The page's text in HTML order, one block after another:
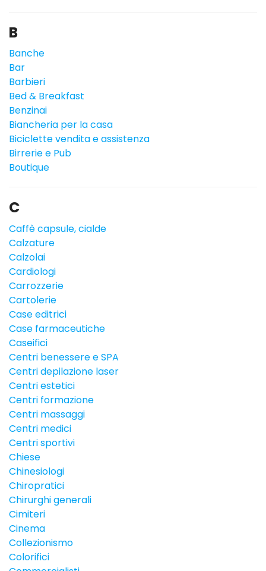
B
Banche
Bar
Barbieri
Bed & Breakfast
Benzinai
Biancheria per la casa
Biciclette vendita e assistenza
Birrerie e Pub
Boutique
C
Caffè capsule, cialde
Calzature
Calzolai
Cardiologi
Carrozzerie
Cartolerie
Case editrici
Case farmaceutiche
Caseifici
Centri benessere e SPA
Centri depilazione laser
Centri estetici
Centri formazione
Centri massaggi
Centri medici
Centri sportivi
Chiese
Chinesiologi
Chiropratici
Chirurghi generali
Cimiteri
Cinema
Collezionismo
Colorifici